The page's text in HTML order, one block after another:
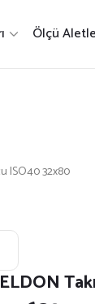
Ölçü
ISO40 32x80